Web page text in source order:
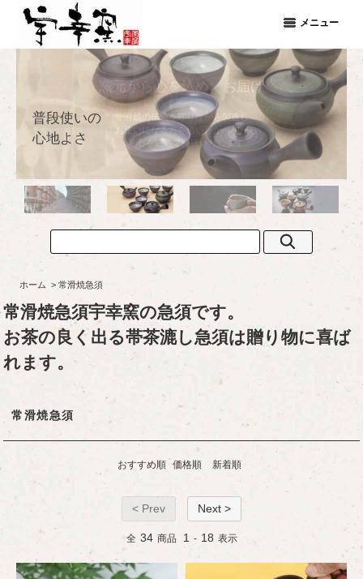
メニュー
普段使いの
心地よさ
ホーム >常滑焼急須
常滑焼急須宇幸窯の急須です。
お茶の良く出る帯茶漉し急須は贈り物に喜ば
れます。
常滑焼急須
おすすめ順 価格順 新着順
< Prev Next >
全 34 商品 1 - 18 表示